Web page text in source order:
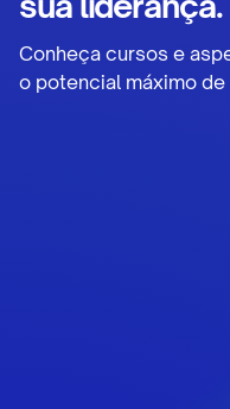
Conheça cursos e
o potencial máximo de